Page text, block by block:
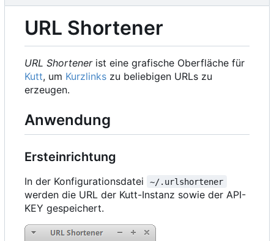
URL Shortener
URL Shortenerist eine grafische Oberfläche für
Kutt, um Kurzlinks zu beliebigen URLs zu
erzeugen.
Anwendung
Ersteinrichtung
In der Konfigurationsdatei ~/.urlshortener
werden die URL der Kutt-Instanz sowie der API-
KEY gespeichert.